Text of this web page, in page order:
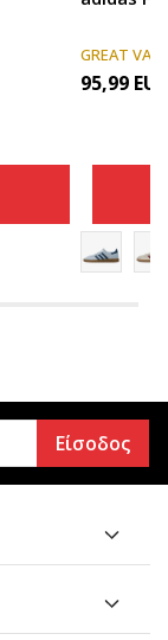
GREAT
95,99 EUR
Είσοδος